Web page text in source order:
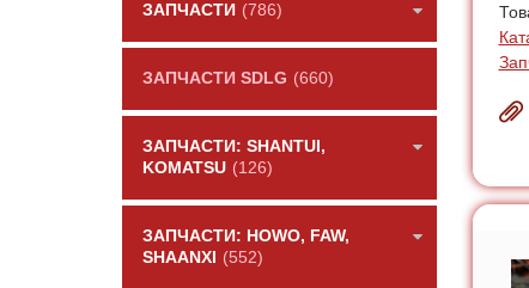
ЗАПЧАСТИ (786)
ЗАПЧАСТИ SDLG (660)
ЗАПЧАСТИ: SHANTUI,
KOMATSU (126)
ЗАПЧАСТИ: HOWO, FAW,
SHAANXI
(552)